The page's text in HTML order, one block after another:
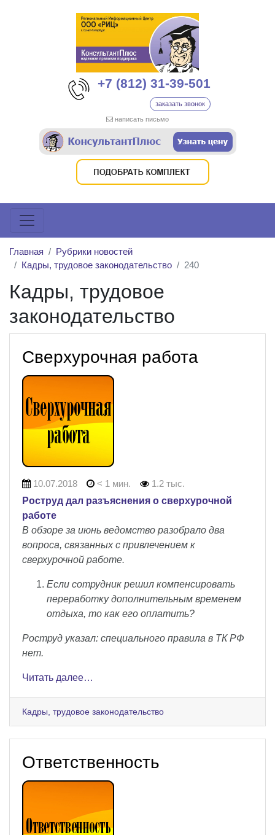
+7 (812) 31-39-501
заказать звонок
написать письмо
Главная
Рубрики новостей
Кадры, трудовое законодательство
240
Кадры, трудовое
законодательство
Сверхурочная работа
10.07.2018 < 1 мин.
1.2 тыс.
Роструд дал разъяснения о сверхурочной
работе
В обзоре за июнь ведомство разобрало два
вопроса, связанных с привлечением к
сверхурочной работе.
Если сотрудник решил компенсировать
переработку дополнительным временем
отдыха, то как его оплатить?
Роструд указал: специального правила в ТК РФ
нет.
Читать далее…
Кадры, трудовое законодательство
Ответственность